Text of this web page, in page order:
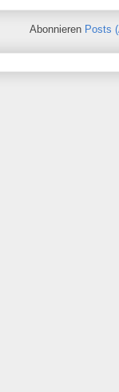
Abonnieren Posts